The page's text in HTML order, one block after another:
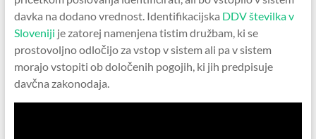
davka na dodano vrednost. Identifikacijska DDV številka v
Sloveniji je zatorej namenjena tistim družbam, ki se
prostovoljno odločijo za vstop v sistem ali pa v sistem
morajo vstopiti ob določenih pogojih, ki jih predpisuje
davčna zakonodaja.